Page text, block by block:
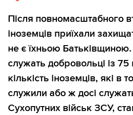
Після повномасштабного
іноземців приїхали
не є їхньою Батьківщиною.
служать добровольці із 75
кількість іноземців, які в
служили або ж досі
Сухопутних військ ЗСУ,